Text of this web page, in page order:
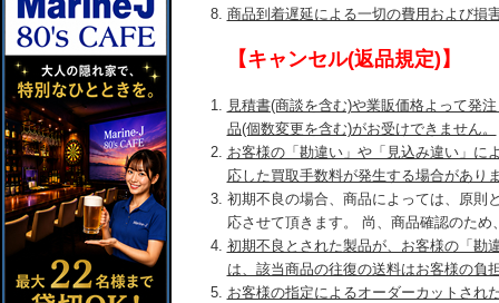
商品到着遅延による一切の費用および損
【キャンセル(返品規定)】
見積書(商談を含む)や業販価格よって発
品(個数変更を含む)がお受けできません。
お客様の「勘違い」や「見込み違い」に
応した買取手数料が発生する場合があり
初期不良の場合、商品によっては、原則
応させて頂きます。 尚、商品確認のた
初期不良とされた製品が、お客様の「勘
は、該当商品の往復の送料はお客様の負
お客様の指定によるオーダーカットされ